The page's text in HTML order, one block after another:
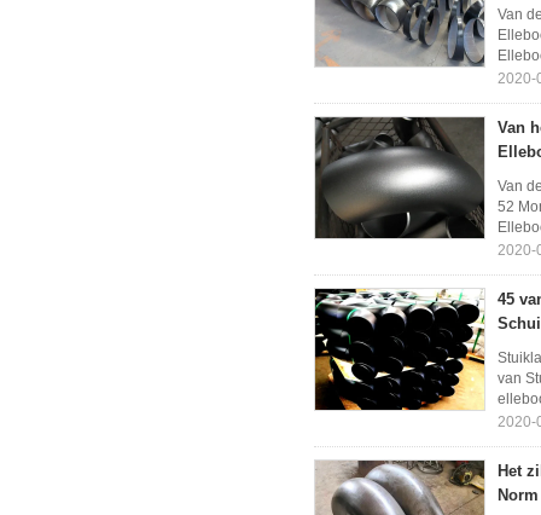
Van
2020-
Van
Van
52
2020-
45
van
2020-
Het